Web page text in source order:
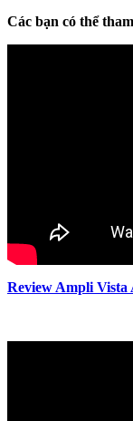
Các bạn có thể
Review Ampli Vista